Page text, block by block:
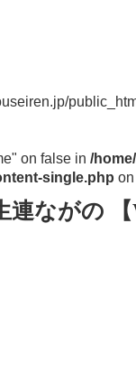
on false in /
single.php
ながの 【